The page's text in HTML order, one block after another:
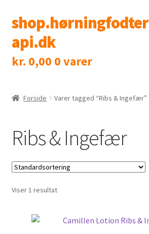
Spring
til
navigation
Spring
til
indhold
shop.hørningfodter
api.dk
Shop
Klinik
kr. 0,00 0 varer
Forside Varer tagged “Ribs & Ingefær”
Ribs & Ingefær
Viser 1 resultat